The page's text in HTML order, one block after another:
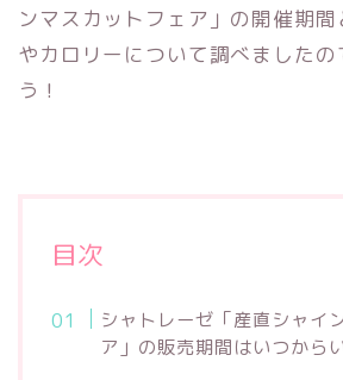
ンマスカットフェア」の開催期
やカロリーについて調べましたの
う！
目次
シャトレーゼ「産直シャイ
ア」の販売期間はいつから